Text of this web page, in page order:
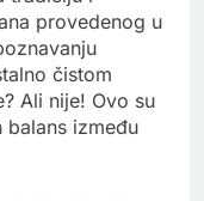
provedenog u
čistom
Ali nije! Ovo su
balans između